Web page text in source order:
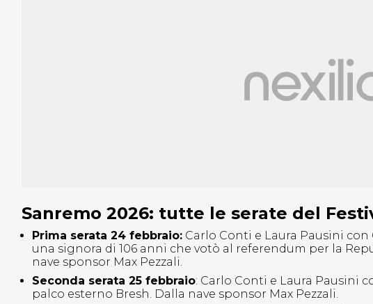
Sanremo 2026: tutte le serate del
Prima serata 24 febbraio: Carlo Conti e Laura Pausini con
una signora di 106 anni che votò al referendum per la
nave sponsor Max Pezzali.
Seconda serata 25 febbraio: Carlo Conti e Laura Pausini
palco esterno Bresh. Dalla nave sponsor Max Pezzali.